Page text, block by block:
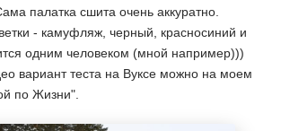
палатка сшита очень аккуратно.
- камуфляж, черный, красносиний и
одним человеком (мной например)))
варианттеста на Вуксе можно на моем
по Жизни".